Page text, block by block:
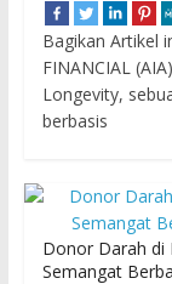
Bagikan Artikel
FINANCIAL
Longevity,
berbasis
Donor Darah di
Semangat